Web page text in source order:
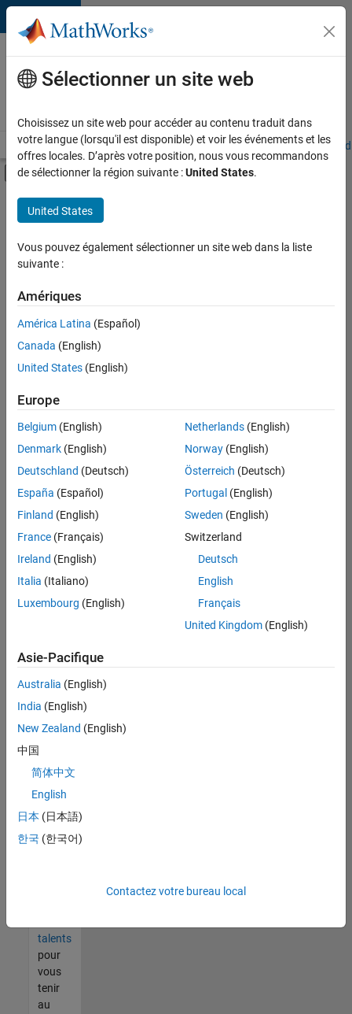
Passer au contenu
Votre
carrière
chez
Accueil Explorer nos opportunités Adresses de nos bureaux
Activer/désactiver l'affichage du menu
Contenu principal
FILTRER PAR
Programme destiné aux nouvelles carrières (EDG)
Gestion des programmes
Ingénierie des processus logiciels
Actuellement,
aucune
offre
d'emploi
correspondant
à vos
critères
de
recherche.
Vous
pouvez
élargir
votre
recherche
ou
afficher
l’ensemble
d'emploi.
malgré
tout
vous
trouvez
pas
d'offre
corresponde
à vos
talents
pour
vous
tenir
au
Sélectionner un site web
Choisissez un site web pour accéder au contenu traduit dans
votre langue (lorsqu'il est disponible) et voir les événements et les
offres locales. D’après votre position, nous vous recommandons
de sélectionner la région suivante :United States.
United States
Vous pouvez également sélectionner un site web dans la liste
suivante :
Amériques
América Latina (Español)
Canada (English)
United States (English)
Europe
Belgium (English)
Denmark (English)
Deutschland (Deutsch)
España (Español)
Finland (English)
France (Français)
Ireland (English)
Italia (Italiano)
Luxembourg (English)
Netherlands(English)
Norway(English)
Österreich (Deutsch)
Portugal (English)
Sweden (English)
Switzerland
Deutsch
English
Français
United Kingdom(English)
Asie-Pacifique
Australia (English)
India (English)
New Zealand (English)
中国
简体中文
English
日本 (日本語)
한국 (한국어)
Contactez votre bureau local